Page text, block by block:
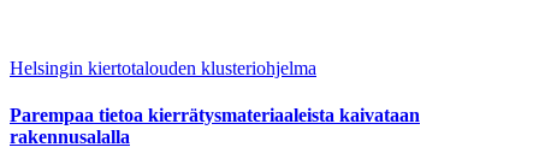
Helsingin kiertotalouden klusteriohjelma
Parempaa tietoa kierrätysmateriaaleista kaivataan
rakennusalalla